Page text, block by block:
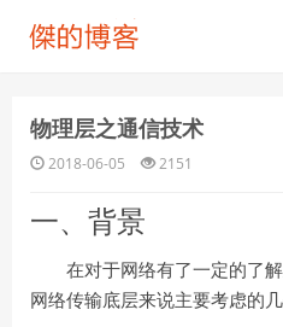
物理层之通信技术
2018-06-05 2151
一、背景
在对于网络有了一定的了
网络传输底层来说主要考虑的